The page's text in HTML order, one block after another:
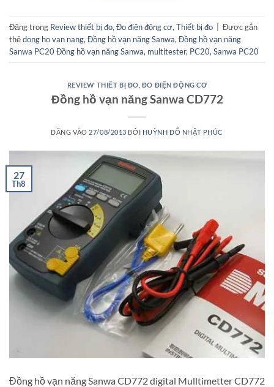
Đăng trong Review thiết bị đo, Đo điện động cơ, Thiết bị đo
Được gắn
thẻdong ho van nang, Đồng hồ vạn năng Sanwa, Đồng hồ vạn năng
Sanwa PC20 Đồng hồ vạn năng Sanwa, multitester, PC20, Sanwa PC20
REVIEW THIẾT BỊ ĐO ĐO ĐIỆN ĐỘNG CƠ
Đồng hồ vạn năng Sanwa CD772
ĐĂNG VÀO 27/08/2013 BỞI HUỲNH ĐỖ NHẬT PHÚC
27
Th8
Đồng hồ vạn năng Sanwa CD772 digital Mulltimetter CD772